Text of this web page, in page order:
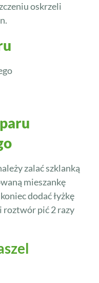
oskrzeli
zalać szklanką
mieszankę
dodać łyżkę
roztwór pić 2 razy